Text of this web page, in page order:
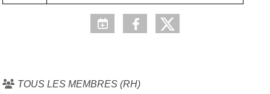
TOUS LES MEMBRES (RH)